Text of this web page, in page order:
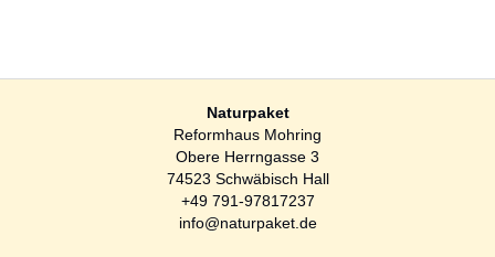
Naturpaket
Reformhaus Mohring
Obere Herrngasse 3
74523 Schwäbisch Hall
+49 791-97817237
info@naturpaket.de